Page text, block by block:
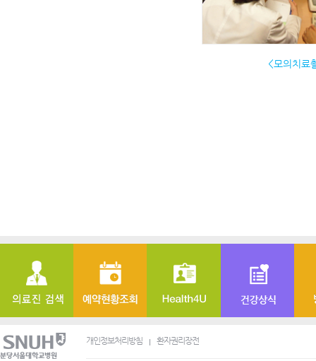
<모의치료
개인정보처리방침 환자권리장전